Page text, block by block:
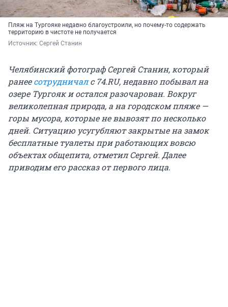
Пляж на Тургояке недавно благоустроили, но почему-то содержать
территорию в чистоте не получается
Источник: Сергей Станин
Челябинский фотограф Сергей Станин, который
ранеесотрудничалс 74.RU, недавно побывал на
озере Тургояк и остался разочарован. Вокруг
великолепная природа, а на городском пляже —
горы мусора, которые не вывозят по несколько
дней. Ситуацию усугубляют закрытые на замок
бесплатные туалеты при работающих вовсю
объектах общепита, отметил Сергей. Далее
приводим его рассказ от первого лица.